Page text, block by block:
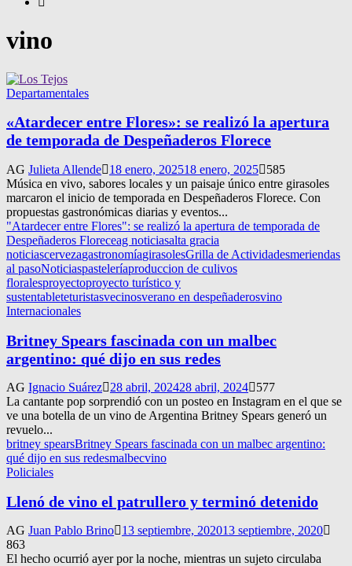
vino
Departamentales
«Atardecer entre Flores»: se realizó la apertura
de temporada de Despeñaderos Florece
AG Julieta Allende 18 enero, 202518 enero, 2025
585
Música en vivo, sabores locales y un paisaje único entre girasoles
marcaron el inicio de temporada en Despeñaderos Florece. Con
propuestas gastronómicas diarias y eventos...
"Atardecer entre Flores": se realizó la apertura de temporada de
Despeñaderos Floreceag noticiasalta gracia
noticiascervezagastronomíagirasolesGrilla de Actividadesmeriendas
al pasoNoticiaspasteleríaproduccion de culivos
floralesproyectoproyecto turístico y
sustentableteturistasvecinosverano en despeñaderosvino
Internacionales
Britney Spears fascinada con un malbec
argentino: qué dijo en sus redes
AG Ignacio Suárez 28 abril, 202428 abril, 2024
577
La cantante pop sorprendió con un posteo en Instagram en el que se
ve una botella de un vino de Argentina Britney Spears generó un
revuelo...
britney spearsBritney Spears fascinada con un malbec argentino:
qué dijo en sus redesmalbecvino
Policiales
Llenó de vino el patrullero y terminó detenido
AG Juan Pablo Brino 13 septiembre, 202013 septiembre, 2020
863
El hecho ocurrió ayer por la noche, mientras un sujeto circulaba